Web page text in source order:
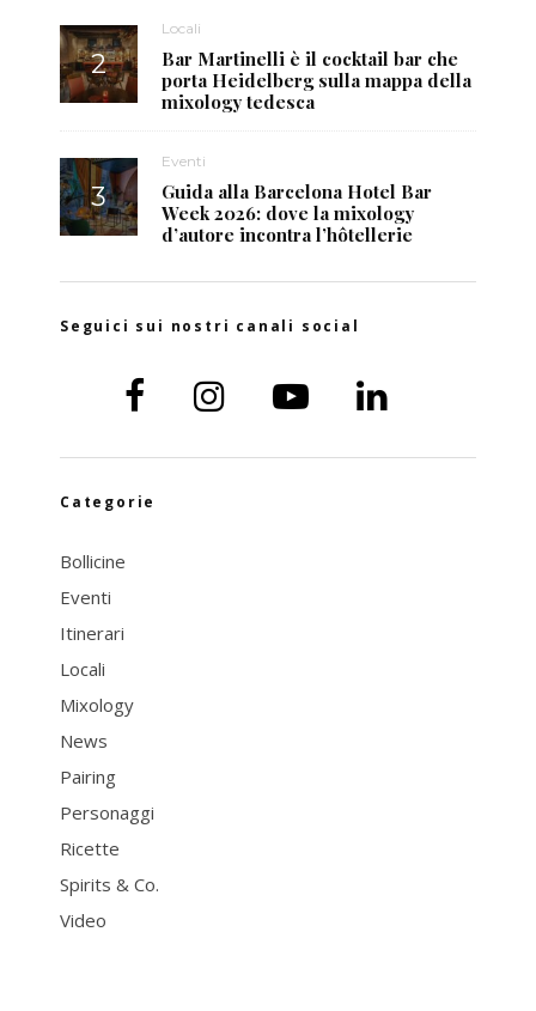
Locali
Bar Martinelli è il cocktail bar che
porta Heidelberg sulla mappa della
mixology tedesca
Eventi
Guida alla Barcelona Hotel Bar
Week 2026: dove la mixology
d’autore incontra l’hôtellerie
Seguici sui nostri canali social
Categorie
Bollicine
Eventi
Itinerari
Locali
Mixology
News
Pairing
Personaggi
Ricette
Spirits & Co.
Video